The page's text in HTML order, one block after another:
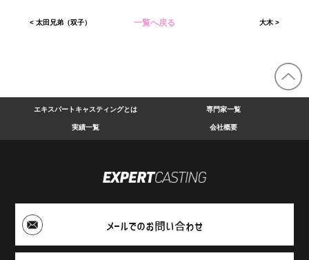
< 太田兄弟（双子） 一覧へ戻る 大木 >
エキスパートキャスティングとは 専門家一覧
実績一覧 会社概要
メールでのお問い合わせ